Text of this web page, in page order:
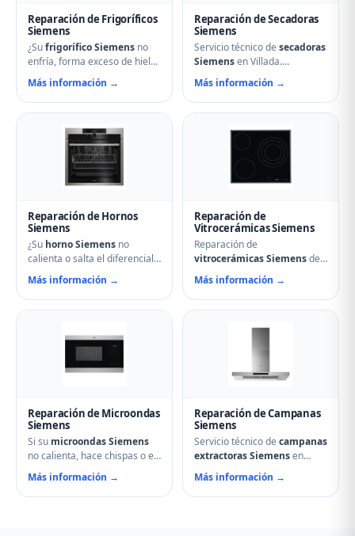
Reparación de Frigoríficos
Siemens
¿Sufrigorífico Siemens no
enfría, forma exceso de hielo
o hace ruidos extraños?
Nuestros técnicos en Villada
reparan compresores,
Frost, fugas de gas
refrigerante y problemas de
descarche. Servicio urgente
para evitar pérdida de
alimentos.
Más información →
Reparación de Secadoras
Siemens
Servicio técnico de secadoras
Siemensen Villada.
Reparamos problemas de
calentamiento, tambor que no
gira, termostatos de
averiados y fallos en el
secado. Mantenimiento
preventivo y limpieza de
filtros incluido en la visita.
Más información →
Reparación de Hornos
Siemens
¿Su horno Siemens no
calienta o salta el diferencial?
Nuestro servicio técnico en
Villada repara resistencias,
ventiladores, termostatos,
en hornos multifunción,
pirolíticos y de vapor
Siemens.
Más información →
Reparación de
Vitrocerámicas Siemens
Reparación de
vitrocerámicas Siemensde
inducción y de cocción en
Villada. Solucionamos fuegos
que no encienden, cristales
responden, fallos en módulos
de inducción y problemas de
regulación de temperatura.
Más información →
Reparación de Microondas
Siemens
Si su microondas Siemens
no calienta, hace chispas o el
plato no gira, contacte con
nuestro servicio técnico en
Villada. Reparamos
Más información →
Reparación de Campanas
Siemens
Servicio técnico de campanas
extractoras Siemensen
Villada. Reparamos motores,
problemas de aspiración,
filtros de carbón activo
Más información →